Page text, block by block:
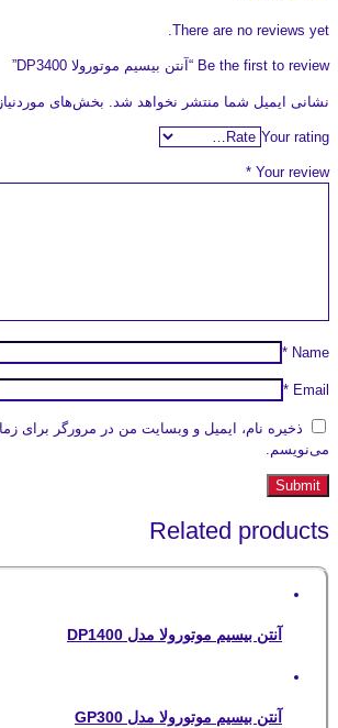
There are no reviews yet.
Be the first to review “آنتن بیسیم موتورولا DP3400”
نشانی ایمیل شما منتشر نخواهد شد. بخش‌های
Your rating
Your review
*
Name
*
Email
*
ذخیره نام، ایمیل و وبسایت من در مرورگر برای
می‌نویسم.
Related products
آنتن بیسیم موتورولا مدل DP1400
آنتن بیسیم موتورولا مدل GP300